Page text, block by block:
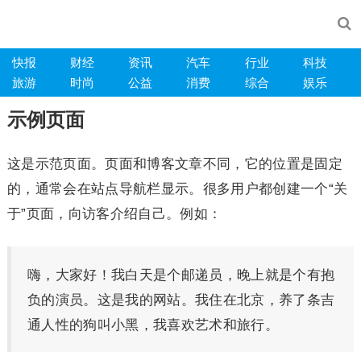
快报 财经 资讯 汽车 行业
科技
旅游
时尚 公益 消费 综合 娱乐
示例页面
这是示范页面。页面和博客文章不同，它的位置是固定
的，通常会在站点导航栏显示。很多用户都创建一个“关
于”页面，向访客介绍自己。例如：
嗨，大家好！我白天是个邮递员，晚上就是个有抱
负的演员。这是我的网站。我住在北京，养了条吉
通人性的狗叫小黑，我喜欢艺术和旅行。